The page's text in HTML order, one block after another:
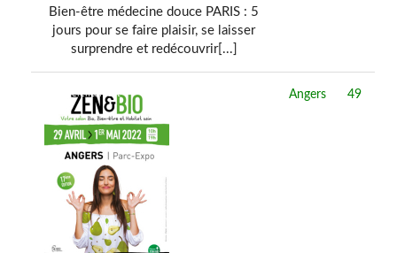
Bien-être médecine douce PARIS : 5
jours pour se faire plaisir, se laisser
surprendre et redécouvrir[...]
Angers 49